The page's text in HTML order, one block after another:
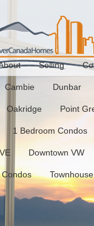
Selling
Cambie Dunbar
Oakridge Point
1 Bedroom Condos
Downtown VW
Townhouse